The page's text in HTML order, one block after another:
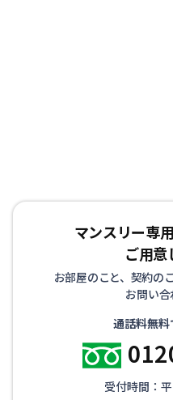
マンスリー専
ご用意
お部屋のこと、契約の
お問い
通話料無
受付時間：